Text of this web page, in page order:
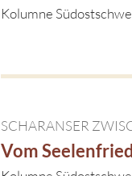
Kolumne
SCHARANSER
Vom